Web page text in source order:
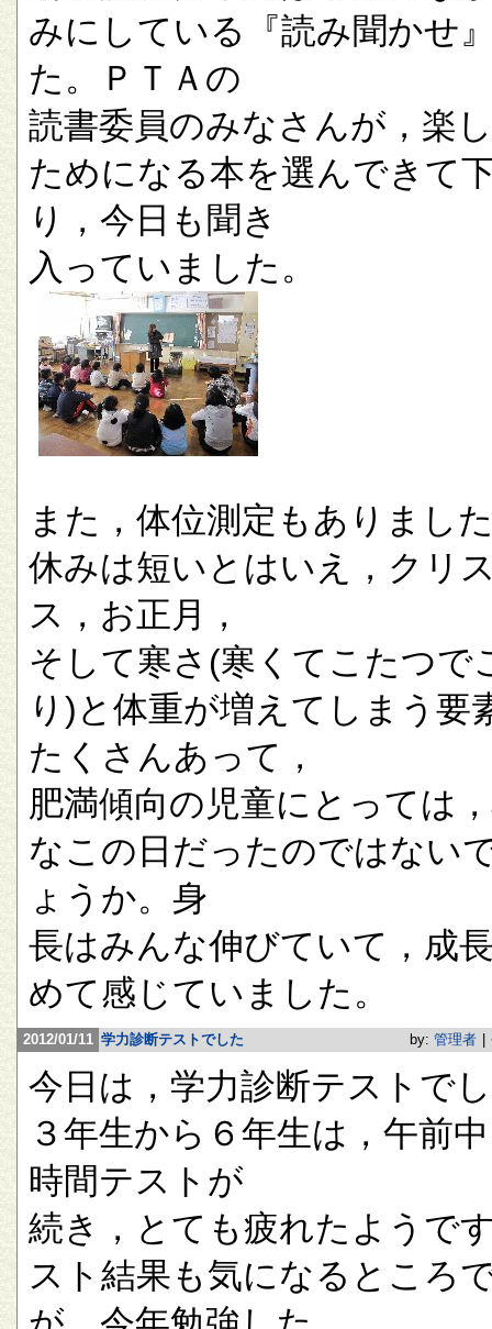
みにしている『読み聞かせ
た。ＰＴＡの
読書委員のみなさんが，楽
ためになる本を選んできて
り，今日も聞き
入っていました。
また，体位測定もありまし
休みは短いとはいえ，クリ
ス，お正月，
そして寒さ(寒くてこたつで
り)と体重が増えてしまう要
たくさんあって，
肥満傾向の児童にとっては
なこの日だったのではない
ょうか。身
長はみんな伸びていて，成
めて感じていました。
2012/01/11 学力診断テストでした by: 管理者
今日は，学力診断テストで
３年生から６年生は，午前
時間テストが
続き，とても疲れたようで
スト結果も気になるところ